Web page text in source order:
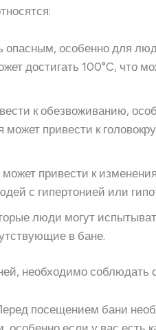
опасным, особенно для
достигать 100°C, что
к обезвоживанию,
может привести к
может привести к
с гипертонией или
люди могут
в бане.
необходимо соблюдать
посещением бани